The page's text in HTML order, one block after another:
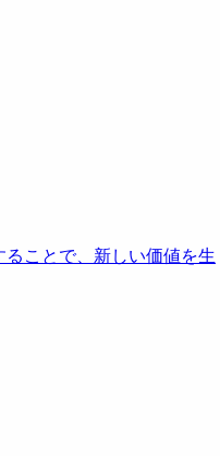
ことで、新しい価値を生